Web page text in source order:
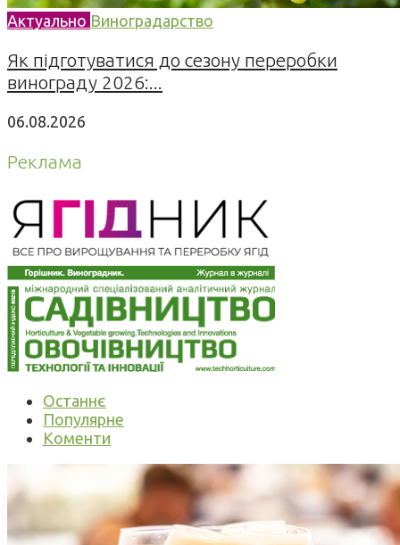
Актуально Виноградарство
Як підготуватися до сезону переробки
винограду 2026:...
06.08.2026
Реклама
Останнє
Популярне
Коменти